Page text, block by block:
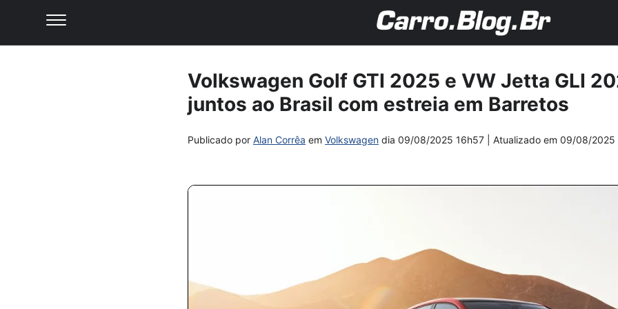
Volkswagen Golf GTI 2025 e VW Jetta GLI
juntos ao Brasil com estreia em Barretos
Publicado por Alan Corrêa em Volkswagen dia 09/08/2025 16h57 | Atualizado em 09/08/2025